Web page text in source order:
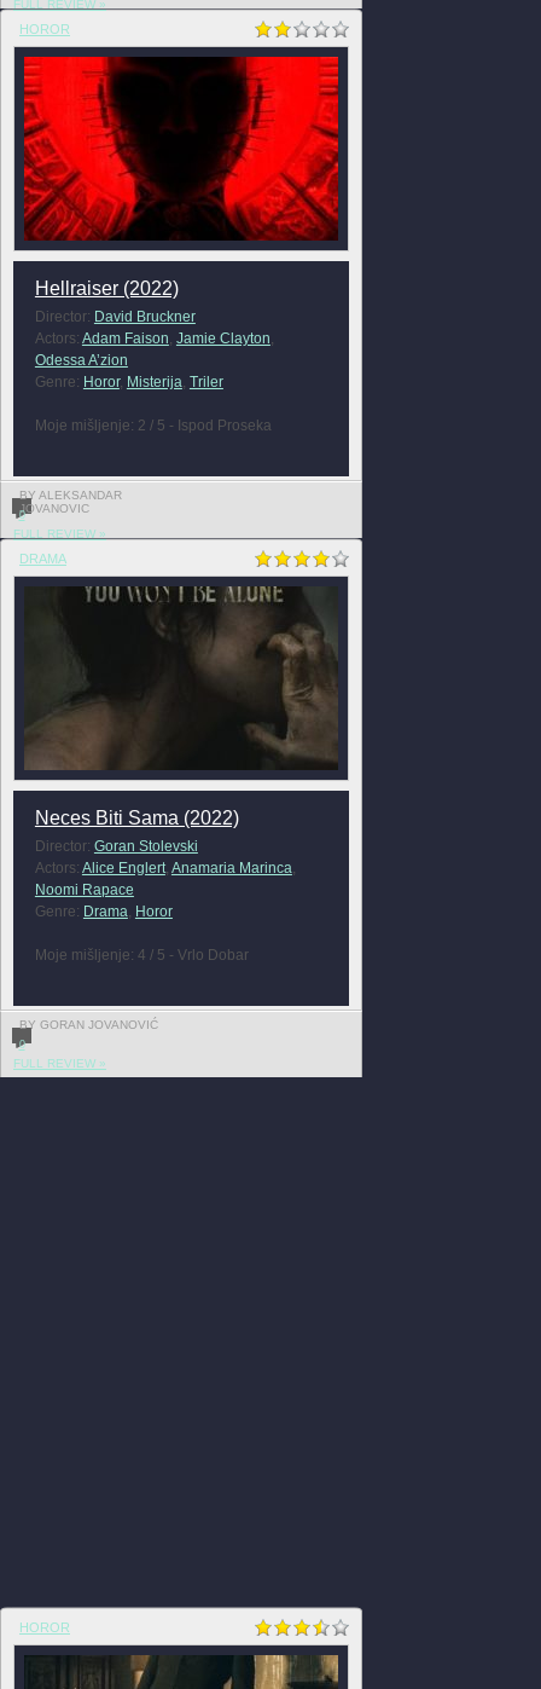
FULL REVIEW »
HOROR
Hellraiser (2022)
Director: David Bruckner
Actors: Adam Faison Jamie Clayton
Odessa A’zion
Genre: Horor, Misterija Triler
Moje mišljenje: 2 / 5 - Ispod Proseka
BY ALEKSANDAR
JOVANOVIC
0
FULL REVIEW »
DRAMA
Neces Biti Sama (2022)
Director: Goran Stolevski
Actors: Alice Englert, Anamaria Marinca
Noomi Rapace
Genre: Drama Horor
Moje mišljenje: 4 / 5 - Vrlo Dobar
BY GORAN JOVANOVIĆ
0
FULL REVIEW »
HOROR